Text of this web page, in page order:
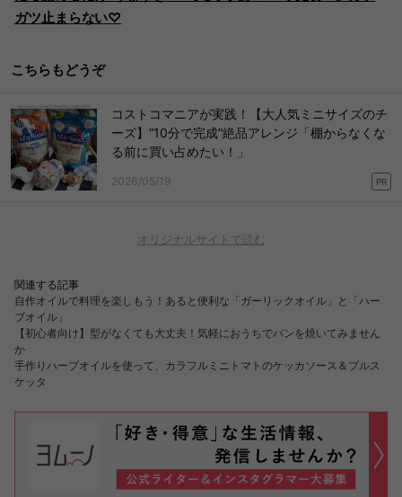
ガツ止まらない♡
こちらもどうぞ
コストコマニアが実践！【大人気ミニサイズのチ
ーズ】“10分で完成”絶品アレンジ「棚からなくな
る前に買い占めたい！」
2026/05/19 PR
オリジナルサイトで読む
関連する記事
自作オイルで料理を楽しもう！あると便利な「ガーリックオイル」と「ハー
ブオイル」
【初心者向け】型がなくても大丈夫！気軽におうちでパンを焼いてみません
か
手作りハーブオイルを使って、カラフルミニトマトのケッカソース＆ブルス
ケッタ